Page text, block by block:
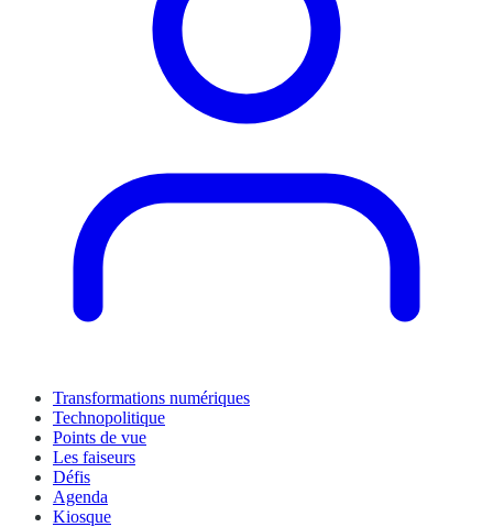
Transformations numériques
Technopolitique
Points de vue
Les faiseurs
Défis
Agenda
Kiosque